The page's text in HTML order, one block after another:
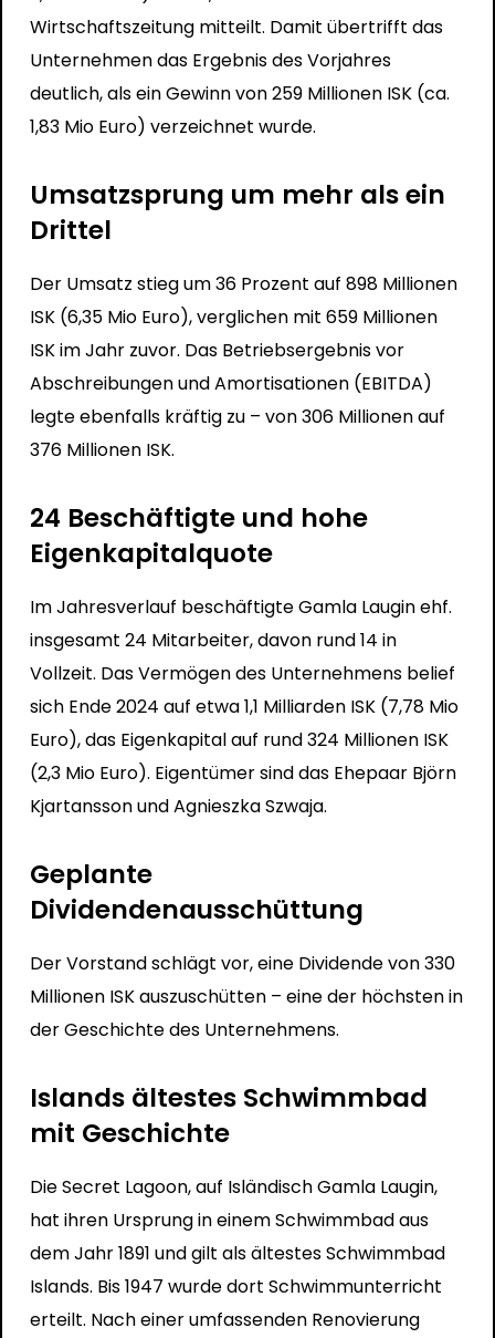
Wirtschaftszeitung mitteilt. Damit übertrifft das
Unternehmen das Ergebnis des Vorjahres
deutlich, als ein Gewinn von 259 Millionen ISK (ca.
1,83 Mio Euro) verzeichnet wurde.
Umsatzsprung um mehr als ein
Drittel
Der Umsatz stieg um 36 Prozent auf 898 Millionen
ISK (6,35 Mio Euro), verglichen mit 659 Millionen
ISK im Jahr zuvor. Das Betriebsergebnis vor
Abschreibungen und Amortisationen (EBITDA)
legte ebenfalls kräftig zu – von 306 Millionen auf
376 Millionen ISK.
24 Beschäftigte und hohe
Eigenkapitalquote
Im Jahresverlauf beschäftigte Gamla Laugin ehf.
insgesamt 24 Mitarbeiter, davon rund 14 in
Vollzeit. Das Vermögen des Unternehmens belief
sich Ende 2024 auf etwa 1,1 Milliarden ISK (7,78 Mio
Euro), das Eigenkapital auf rund 324 Millionen ISK
(2,3 Mio Euro). Eigentümer sind das Ehepaar Björn
Kjartansson und Agnieszka Szwaja.
Geplante
Dividendenausschüttung
Der Vorstand schlägt vor, eine Dividende von 330
Millionen ISK auszuschütten – eine der höchsten in
der Geschichte des Unternehmens.
Islands ältestes Schwimmbad
mit Geschichte
Die Secret Lagoon, auf Isländisch Gamla Laugin,
hat ihren Ursprung in einem Schwimmbad aus
dem Jahr 1891 und gilt als ältestes Schwimmbad
Islands. Bis 1947 wurde dort Schwimmunterricht
erteilt. Nach einer umfassenden Renovierung